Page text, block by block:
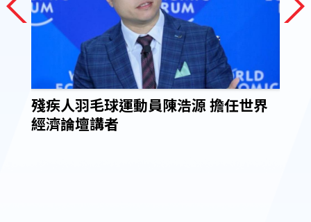
殘疾人羽毛球運動員陳浩源 擔任世界
經濟論壇講者